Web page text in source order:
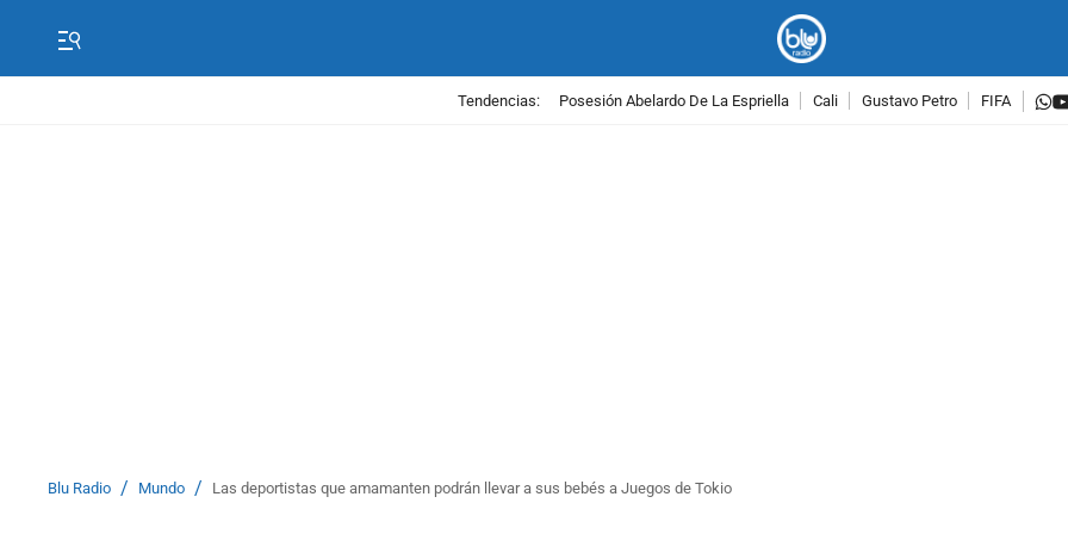
Tendencias: Posesión Abelardo De La Espriella Cali Gustavo Petro FIFA
Blu Radio / Mundo / Las deportistas que amamanten podrán llevar a sus bebés a Juegos de Tokio